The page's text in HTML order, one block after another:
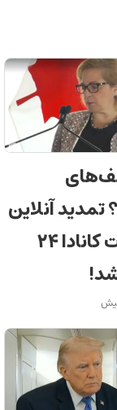
تمدید آنلاین
پاسپورت کانادا ۲۴